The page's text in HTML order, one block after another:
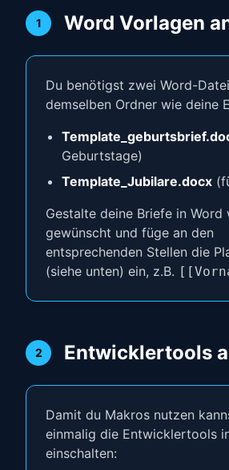
1 Word Vorlagen
Du benötigst zwei Word-
demselben Ordner wie deine
Geburtstage)
Template_Jubilare.docx
Gestalte deine Briefe in Word
gewünscht und füge an den
entsprechenden Stellen die
(siehe unten) ein, z.B.
2 Entwicklertools
Damit du Makros nutzen
einmalig die Entwicklertools
einschalten: